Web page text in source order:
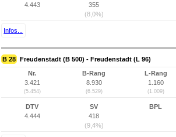
4.443
355
(8,0%)
Infos...
B 28 Freudenstadt (B 500) - Freudenstadt (L 96)
Nr.
3.421
(5.454)
B-Rang
8.930
(6.529)
L-Rang
1.160
(1.009)
DTV
4.444
SV
418
(9,4%)
BPL